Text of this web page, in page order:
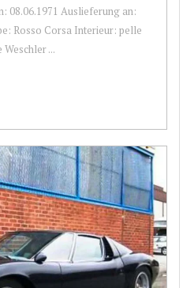
08.06.1971 Auslieferung an:
Rosso Corsa Interieur: pelle
...